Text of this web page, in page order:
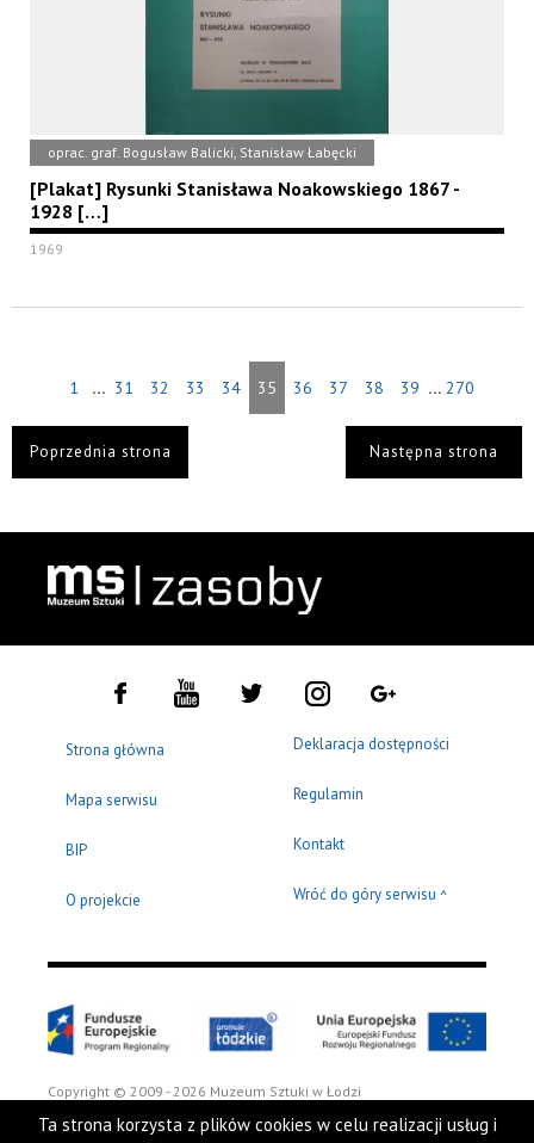
oprac. graf. Bogusław Balicki, Stanisław Łabęcki
[Plakat] Rysunki Stanisława Noakowskiego 1867 -
1928 […]
1969
1 ... 31 32 33 34 35 36 37 38 39 ... 270
Poprzednia strona Następna strona
Strona główna
Mapa serwisu
BIP
O projekcie
Deklaracja dostępności
Regulamin
Kontakt
Wróć do góry serwisu ^
Copyright © 2009 - 2026 Muzeum Sztuki w Łodzi
Ta strona korzysta z plików cookies w celu realizacji usług i